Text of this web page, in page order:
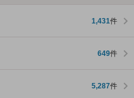
1,431件
649件
5,287件